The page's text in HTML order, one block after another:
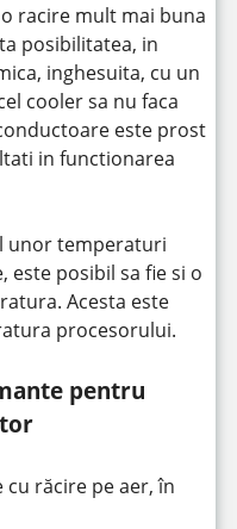
racire mult mai buna
posibilitatea, in
inghesuita, cu un
cooler sa nu faca
este prost
in functionarea
unor temperaturi
este posibil sa fie si o
Acesta este
procesorului.
pentru
cu răcire pe aer, în